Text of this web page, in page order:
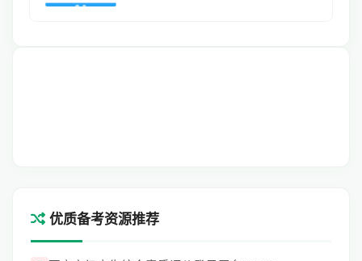
优质备考资源推荐